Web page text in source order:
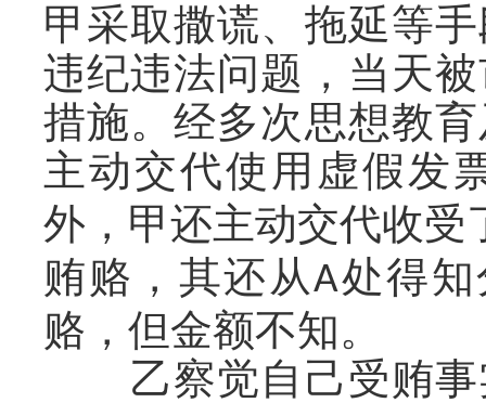
甲采取撒谎、拖延等
违纪违法问题，当天
措施。经多次思想教
主动交代使用虚假发
外，甲还主动交代收受
贿赂，其还从A处得
赂，但金额不知。
乙察觉自己受贿事